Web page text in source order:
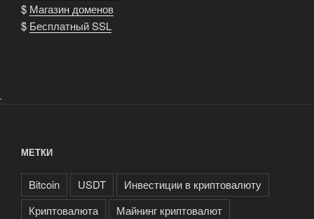
$ Магазин доменов
$ Бесплатный SSL
.
МЕТКИ
Bitcoin USDT
Инвестиции в криптовалюту
Криптовалюта
Майнинг криптовалют